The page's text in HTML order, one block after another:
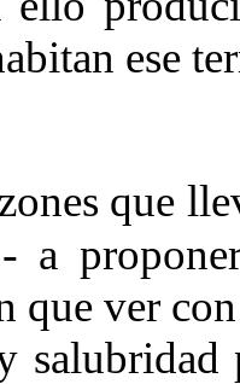
ese
que
a
que ver